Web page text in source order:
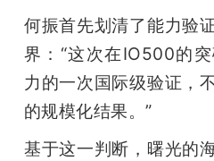
何振首先划清了能力验
界：“这次在IO500的
力的一次国际级验证，
的规模化结果。”
基于这一判断，曙光的